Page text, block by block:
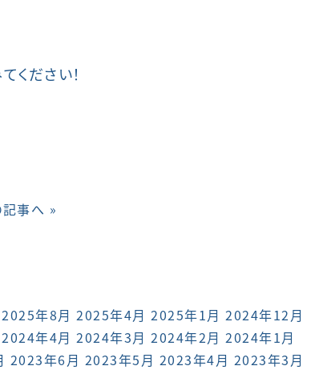
ださい！
事へ »
2025年8月 2025年4月 2025年1月 2024年12月
2024年4月 2024年3月 2024年2月 2024年1月
2023年6月 2023年5月 2023年4月 2023年3月